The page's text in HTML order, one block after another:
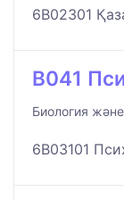
6B02301
B041
Биология
6B03101